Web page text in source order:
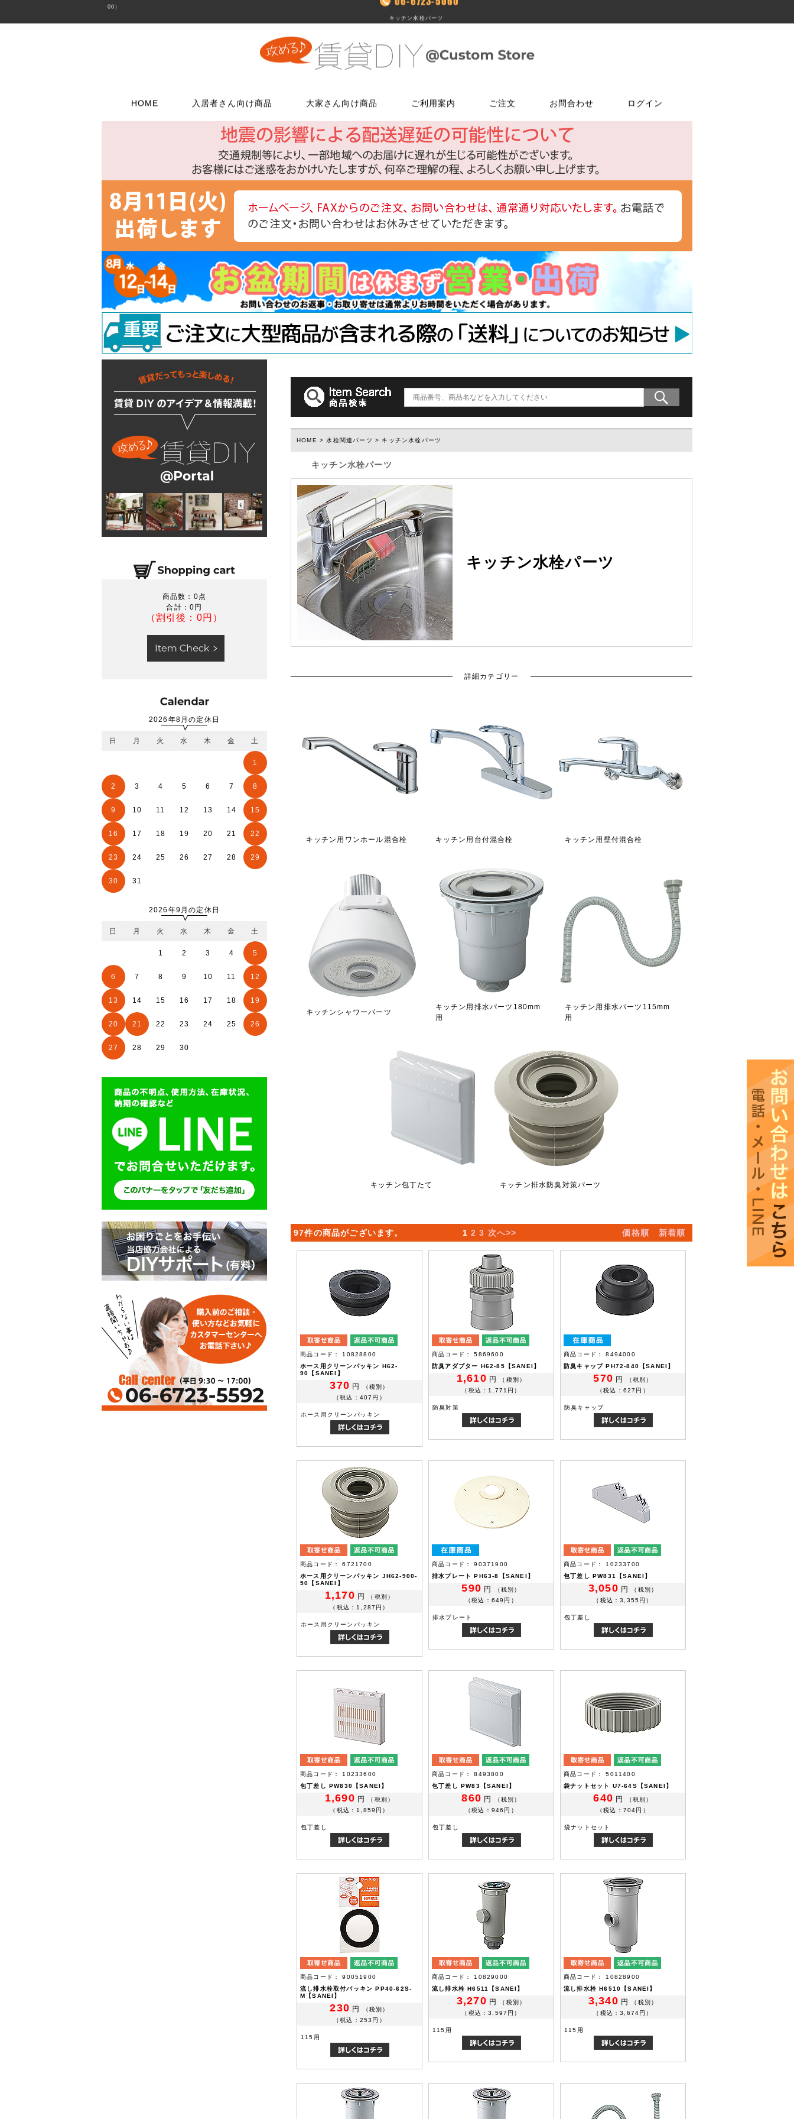
00）
キッチン水栓パーツ
HOME 入居者さん向け商品
貼ってはがせる壁紙
ウォールステッカー
キッチンに使う
掃除・汚れ・サビ落し
扉・窓・家具に使う
つまみ
スイッチプレート
コンセントプレート
ダボ
あおり止め
キャッチ
ラッチ
吊り金具
固定金具
建築金物
床に使う
貼ってはがせるクッションフロア
フローリング補修グッズ
ジョイントロック
水回りに使う
FiberFix(ファイバーフックス)
木材・材料
塗装済み木材UROCO
工具・道具
ローラー・ハケ
マスカー
反射・蓄光・フェルトテープ
接着剤
ゴムロープ・ゴムバンド
ビス・サブパーツ
ソーホースブラケット
テーブル脚
石膏ボード用アンカー
棚柱
キャスター
コンクリート等用アンカー
1×4、2×4の木材専用連結金具
かんたんあんしん珪藻土
ダルトン
フック(ダルトン)
ウィルス・菌除去シート
大家さん向け商品
トイレ用品
浴室用品
流し台所用品
洗面用品
水廻り工具
配管部品
水廻りアクセサリー
鍵・ドアノブ交換パーツ
玄関扉の錠・ドアノブ
浴室用ドアノブ
トイレ用ドアノブ
室内用鍵付きドアノブ
ウィルス・菌除去シート
手すり
床に使う
貼ってはがせるクッションフロア
フローリング補修グッズ
ジョイントロック
水回りに使う
特選商品
アルコールチェッカー
ご利用案内 ご注文
お電話でのご注文
06-6723-5060
カスタマーセンター
平日9：30～17：00
FAXでのご注文
06-7635-5174
FAX注文用紙はこちら
メールでのご注文はこちら
お問合わせ
問合わせフォーム
こちらから
お電話でのご注文
06-6723-5060
カスタマーセンター
平日9：30～17：00
LINEでお問合せは
こちらから友達追加
ログイン
商品数：0点
合計：0円
（割引後：0円）
2026年8月の定休日
日 月 火 水 木 金 土
1
2 3 4 5 6 7 8
9 10 11 12 13 14 15
16 17 18 19 20 21 22
23 24 25 26 27 28 29
30 31
2026年9月の定休日
日 月 火 水 木 金 土
1 2 3 4 5
6 7 8 9 10 11 12
13 14 15 16 17 18 19
20 21 22 23 24 25 26
27 28 29 30
HOME >水栓関連パーツ > キッチン水栓パーツ
キッチン水栓パーツ
キッチン水栓パーツ
詳細カテゴリー
キッチン用ワンホール混合栓 キッチン用台付混合栓 キッチン用壁付混合栓
キッチンシャワーパーツ
キッチン用排水パーツ180mm
用
キッチン用排水パーツ115mm
用
キッチン包丁たて キッチン排水防臭対策パーツ
97件の商品がございます。 1 2 3 次へ>> 価格順 新着順
商品コード： 10828800
ホース用クリーンパッキン H62-
90【SANEI】
370 円
（税別）
（税込：407円）
ホース用クリーンパッキン
商品コード： 5869600
防臭アダプター H62-85【SANEI】
1,610 円
（税別）
（税込：1,771円）
防臭対策
商品コード： 8494000
防臭キャップ PH72-840【SANEI】
570 円
（税別）
（税込：627円）
防臭キャップ
商品コード： 6721700
ホース用クリーンパッキン JH62-900-
50【SANEI】
1,170 円
（税別）
（税込：1,287円）
ホース用クリーンパッキン
商品コード： 90371900
排水プレート PH63-8【SANEI】
590 円
（税別）
（税込：649円）
排水プレート
商品コード： 10233700
包丁差し PW831【SANEI】
3,050 円
（税別）
（税込：3,355円）
包丁差し
商品コード： 10233600
包丁差し PW830【SANEI】
1,690 円
（税別）
（税込：1,859円）
包丁差し
商品コード： 8493800
包丁差し PW83【SANEI】
860 円
（税別）
（税込：946円）
包丁差し
商品コード： 5011400
袋ナットセット U7-64S【SANEI】
640 円
（税別）
（税込：704円）
袋ナットセット
商品コード： 90051900
流し排水栓取付パッキン PP40-62S-
M【SANEI】
230 円
（税別）
（税込：253円）
115用
商品コード： 10829000
流し排水栓 H6511【SANEI】
3,270 円
（税別）
（税込：3,597円）
115用
商品コード： 10828900
流し排水栓 H6510【SANEI】
3,340 円
（税別）
（税込：3,674円）
115用